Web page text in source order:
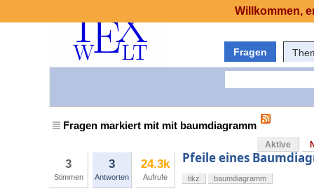
Fragen
Fragen markiert mit mit baumdiagramm
Aktive
3
Stimmen
3
Antworten
24.3k
Aufrufe
Pfeile eines
tikz baumdiagramm
Willkommen,